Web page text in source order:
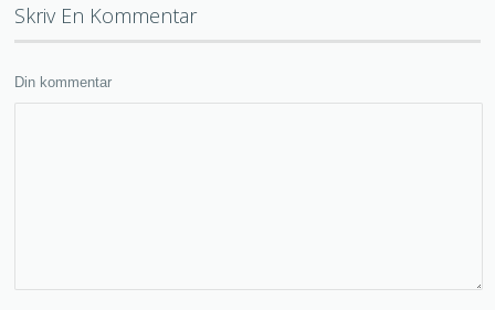
Skriv En Kommentar
Din kommentar